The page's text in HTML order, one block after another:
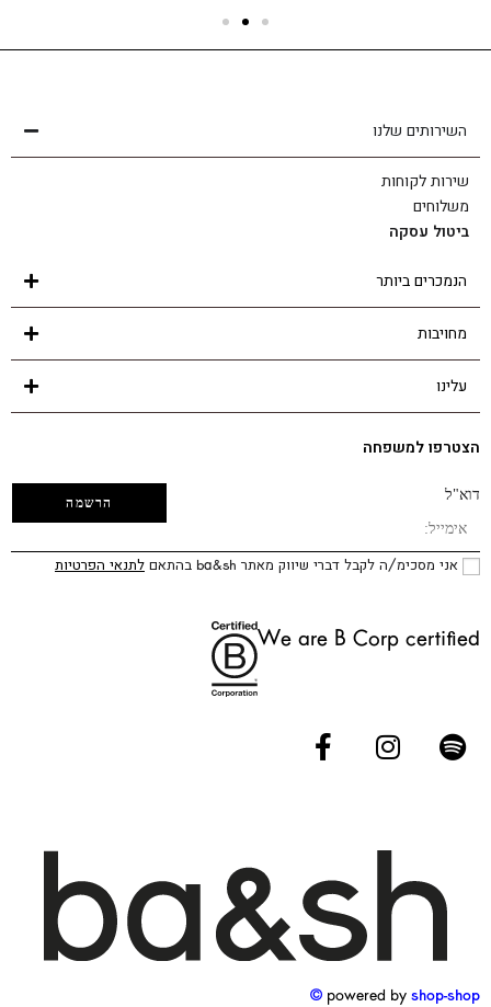
שירות לקוחות
השירותים שלנו
שירות לקוחות
משלוחים
ביטול עסקה
הנמכרים ביותר
מחויבות
עלינו
הצטרפו למשפחה
דוא"ל
אני מסכימ/ה לקבל דברי שיווק מאתר ba&sh בהתאם לתנאי הפרטיות
We are B Corp certified
powered by shop-shop ©️